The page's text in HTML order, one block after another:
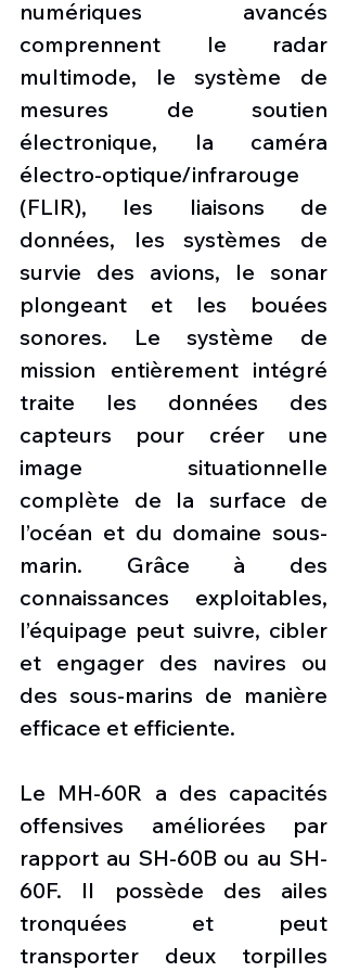
numériques avancés
comprennent le radar
multimode, le système de
mesures de soutien
électronique, la caméra
électro-optique/infrarouge
(FLIR), les liaisons de
données, les systèmes de
survie des avions, le sonar
plongeant et les bouées
sonores. Le système de
mission entièrement intégré
traite les données des
capteurs pour créer une
image situationnelle
complète de la surface de
l’océan et du domaine sous-
marin. Grâce à des
connaissances exploitables,
l’équipage peut suivre, cibler
et engager des navires ou
des sous-marins de manière
efficace et efficiente.
Le MH-60R a des capacités
offensives améliorées par
rapport au SH-60B ou au SH-
60F. Il possède des ailes
tronquées et peut
transporter deux torpilles